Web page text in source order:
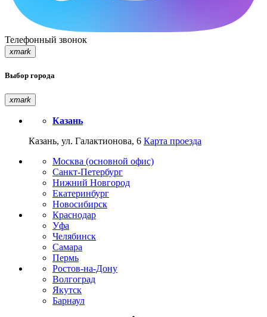
Телефонный звонок
xmark
Выбор города
xmark
Казань
Казань, ул. Галактионова, 6 Карта проезда
Москва (основной офис)
Санкт-Петербург
Нижний Новгород
Екатеринбург
Новосибирск
Краснодар
Уфа
Челябинск
Самара
Пермь
Ростов-на-Дону
Волгоград
Якутск
Барнаул